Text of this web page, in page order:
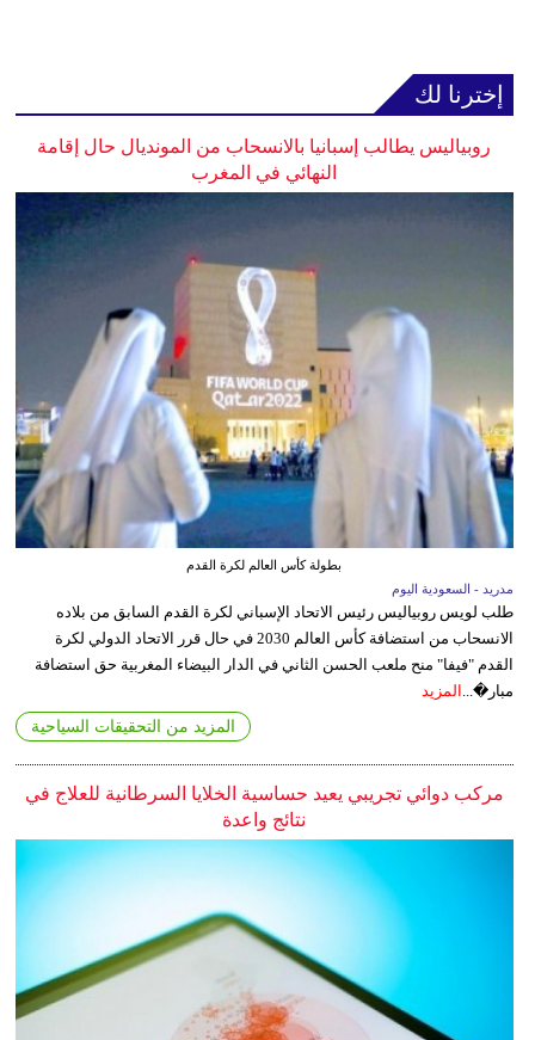
إخترنا لك
روبياليس يطالب إسبانيا بالانسحاب من المونديال حال إقامة
النهائي في المغرب
بطولة كأس العالم لكرة القدم
مدريد - السعودية اليوم
طلب لويس روبياليس رئيس الاتحاد الإسباني لكرة القدم السابق من بلاده
الانسحاب من استضافة كأس العالم 2030 في حال قرر الاتحاد الدولي لكرة
القدم "فيفا" منح ملعب الحسن الثاني في الدار البيضاء المغربية حق استضافة
مبار�...
المزيد
المزيد من التحقيقات السياحية
مركب دوائي تجريبي يعيد حساسية الخلايا السرطانية للعلاج في
نتائج واعدة